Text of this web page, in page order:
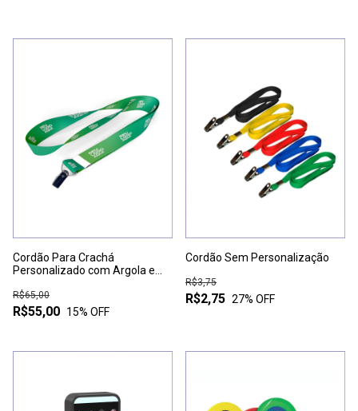
Cordão Para Crachá
Personalizado com Argola e
UNIDADES
R$55,00
R$65,00
15% OFF
Cordão Sem Personalização
R$2,75
R$3,75
27% OFF